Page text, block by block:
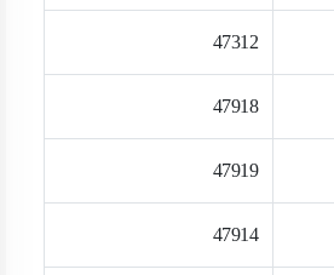
47312
47918
47919
47914